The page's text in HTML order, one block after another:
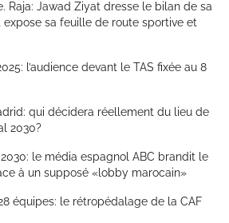
Raja: Jawad Ziyat dresse le bilan de sa
expose sa feuille de route sportive et
l’audience devant le TAS fixée au 8
qui décidera réellement du lieu de
2030?
le média espagnol ABC brandit le
à un supposé «lobby marocain»
équipes: le rétropédalage de la CAF